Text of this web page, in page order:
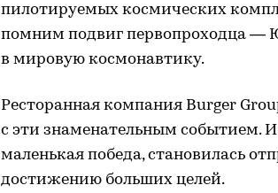
пилотируемых космических
помним подвиг первопроходца —
в мировую космонавтику.
Ресторанная компания Burger
с эти знаменательным событием.
маленькая победа, становилась
достижению больших целей.